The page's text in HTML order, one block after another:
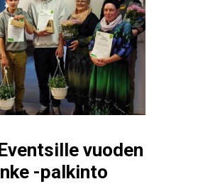
vuoden
-palkinto